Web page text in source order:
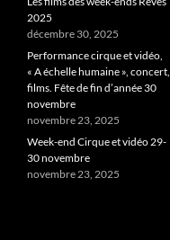
2025
décembre 30, 2025
Performance cirque et vidéo,
« A échelle humaine », concert,
films. Fête de fin d’année 30
novembre
novembre 23, 2025
Week-end Cirque et vidéo 29-
30 novembre
novembre 23, 2025